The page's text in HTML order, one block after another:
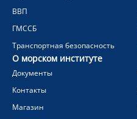
ВВП
ГМССБ
Транспортная безопасность
О морском институте
Документы
Контакты
Магазин